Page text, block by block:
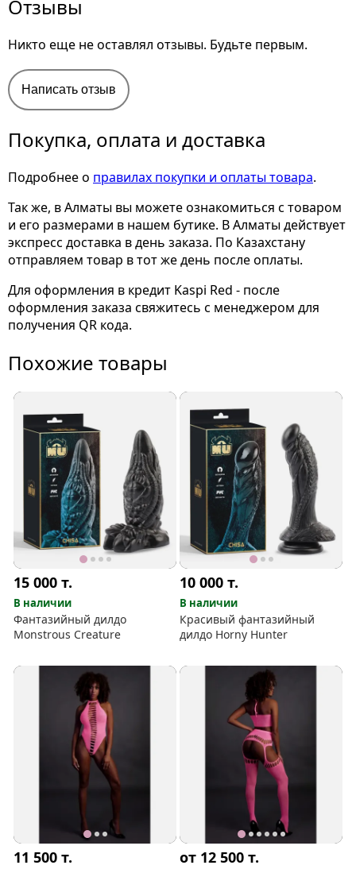
Отзывы
Никто еще не оставлял отзывы. Будьте первым.
Написать отзыв
Покупка, оплата и доставка
Подробнее о правилах покупки и оплаты товара.
Так же, в Алматы вы можете ознакомиться с товаром
и его размерами в нашем бутике. В Алматы действует
экспресс доставка в день заказа. По Казахстану
отправляем товар в тот же день после оплаты.
Для оформления в кредит Kaspi Red - после
оформления заказа свяжитесь с менеджером для
получения QR кода.
Похожие товары
15 000т.
В наличии
Фантазийный дилдо
Monstrous Creature
10 000т.
В наличии
Красивый фантазийный
дилдо Horny Hunter
11 500т. от 12 500т.